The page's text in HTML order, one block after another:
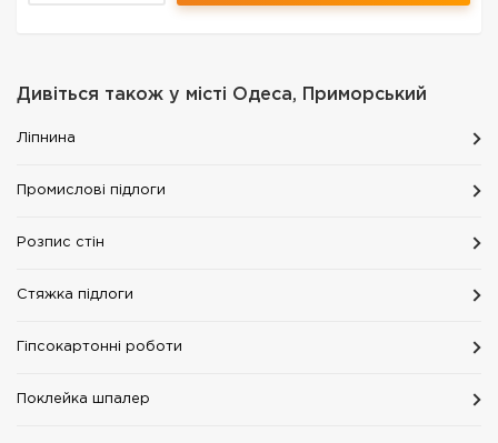
Дивіться також у місті Одеса, Приморський
Ліпнина
Промислові підлоги
Розпис стін
Стяжка підлоги
Гіпсокартонні роботи
Поклейка шпалер